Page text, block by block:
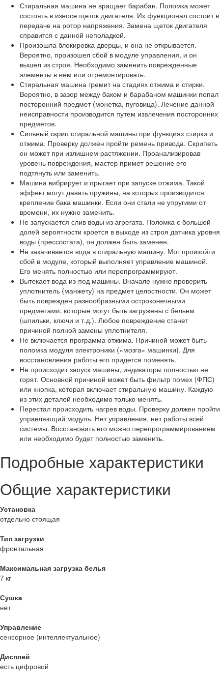
Стиральная машина не вращает барабан. Поломка может
состоять в износе щеток двигателя. Их функционал состоит в
передаче на ротор напряжения. Замена щеток двигателя
справится с данной неполадкой.
Произошла блокировка дверцы, и она не открывается.
Вероятно, произошел сбой в модуле управления, и он
вышел из строя. Необходимо заменить поврежденные
элементы в нем или отремонтировать.
Стиральная машина гремит на стадиях отжима и стирки.
Вероятно, в зазор между баком и барабаном машинки попал
посторонний предмет (монетка, пуговица). Лечение данной
неисправности производится путем извлечения посторонних
предметов.
Сильный скрип стиральной машины при функциях стирки и
отжима. Проверку должен пройти ремень привода. Скрипеть
он может при излишнем растяжении. Проанализировав
уровень повреждения, мастер примет решение его
подтянуть или заменить.
Машина вибрирует и прыгает при запуске отжима. Такой
эффект могут давать пружины, на которых производится
крепление бака машинки. Если они стали не упругими от
времени, их нужно заменить.
Не запускается слив воды из агрегата. Поломка с большой
долей вероятности кроется в выходе из строя датчика уровня
воды (прессостата), он должен быть заменен.
Не закачивается вода в стиральную машину. Мог произойти
сбой в модуле, который выполняет управление машиной.
Его менять полностью или перепрограммируют.
Вытекает вода из-под машины. Вначале нужно проверить
уплотнитель (манжету) на предмет целостности. Он может
быть поврежден разнообразными остроконечными
предметами, которые могут быть загружены с бельем
(шпильки, ключи и т.д.). Любое повреждение станет
причиной полной замены уплотнителя.
Не включается программа отжима. Причиной может быть
поломка модуля электроники («мозга» машинки). Для
восстановления работы его придется поменять.
Не происходит запуск машины, индикаторы полностью не
горят. Основной причиной может быть фильтр помех (ФПС)
или кнопка, которая включает стиральную машину. Каждую
из этих деталей необходимо только менять.
Перестал происходить нагрев воды. Проверку должен пройти
управляющий модуль. Нет управления, нет работы всей
системы. Восстановить его можно перепрограммированием
или необходимо будет полностью заменить.
Подробные характеристики
Общие характеристики
Установка
отдельно стоящая
Тип загрузки
фронтальная
Максимальная загрузка белья
7 кг
Сушка
нет
Управление
сенсорное (интеллектуальное)
Дисплей
есть цифровой